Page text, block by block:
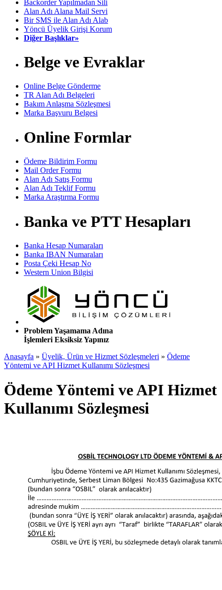
Backorder Yapılmadan Sili
Alan Adı Alana Mail Servi
Bir SMS ile Alan Adı Alab
Yöncü Üyelik Girişi Korum
Diğer Başlıklar»
Belge ve Evraklar
Online Belge Gönderme
TR Alan Adı Belgeleri
Bakım Anlaşma Sözleşmesi
Marka Başvuru Belgesi
Online Formlar
Ödeme Bildirim Formu
Mail Order Formu
Alan Adı Satış Formu
Alan Adı Teklif Formu
Marka Araştırma Formu
Banka ve PTT Hesapları
Banka Hesap Numaraları
Banka IBAN Numaraları
Posta Çeki Hesap No
Western Union Bilgisi
Problem Yaşamama Adına
İşlemleri Eksiksiz Yapınız
Anasayfa » Üyelik, Ürün ve Hizmet Sözleşmeleri » Ödeme
Yöntemi ve API Hizmet Kullanımı Sözleşmesi
Ödeme Yöntemi ve API Hizmet
Kullanımı Sözleşmesi